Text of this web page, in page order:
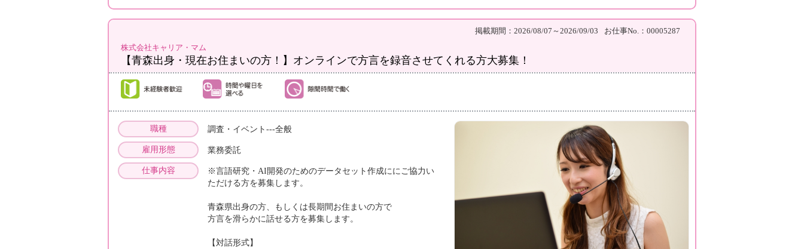
掲載期間：2026/08/07～2026/09/03
お仕事No.：00005287
株式会社キャリア・マム
【青森出身・現在お住まいの方！】オンラインで方言を録音させてくれる方大募集！
職種 調査・イベント---全般
雇用形態 業務委託
仕事内容
※言語研究・AI開発のためのデータセット作成ににご協力い
ただける方を募集します。
青森県出身の方、もしくは長期間お住まいの方で
方言を滑らかに話せる方を募集します。
【対話形式】